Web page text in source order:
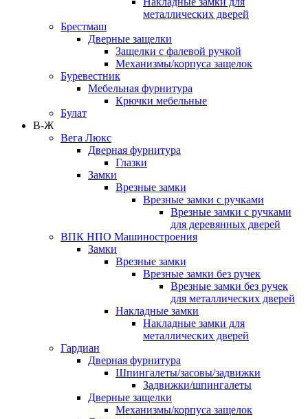
металлических дверей
Брестмаш
Дверные защелки
Защелки с фалевой ручкой
Механизмы/корпуса защелок
Буревестник
Мебельная фурнитура
Крючки мебельные
Булат
В-Ж
Вега Люкс
Дверная фурнитура
Глазки
Замки
Врезные замки
Врезные замки с ручками
Врезные замки с ручками
для деревянных дверей
ВПК НПО Машиностроения
Замки
Врезные замки
Врезные замки без ручек
Врезные замки без ручек
для металлических дверей
Накладные замки
Накладные замки для
металлических дверей
Гардиан
Дверная фурнитура
Шпингалеты/засовы/задвижки
Задвижки/шпингалеты
Дверные защелки
Механизмы/корпуса защелок